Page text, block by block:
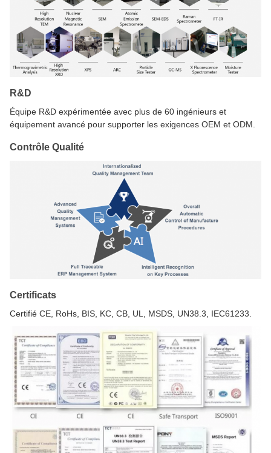
R&D
Équipe R&D expérimentée avec plus de 60 ingénieurs et
équipement avancé pour supporter les exigences OEM et ODM.
Contrôle Qualité
Certificats
Certifié CE, RoHs, BIS, KC, CB, UL, MSDS, UN38.3, IEC61233.